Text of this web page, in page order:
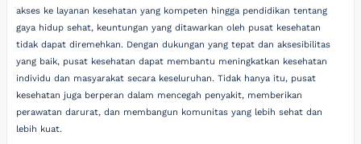
akses ke layanan kesehatan yang kompeten hingga pendidikan tentang
gaya hidup sehat, keuntungan yang ditawarkan oleh pusat kesehatan
tidak dapat diremehkan. Dengan dukungan yang tepat dan aksesibilitas
yang baik, pusat kesehatan dapat membantu meningkatkan kesehatan
individu dan masyarakat secara keseluruhan. Tidak hanya itu, pusat
kesehatan juga berperan dalam mencegah penyakit, memberikan
perawatan darurat, dan membangun komunitas yang lebih sehat dan
lebih kuat.